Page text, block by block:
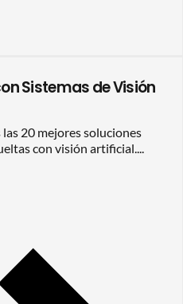
Sistemas de Visión
20 mejores soluciones
con visión artificial....